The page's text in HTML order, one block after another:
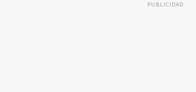
PUBLICIDAD